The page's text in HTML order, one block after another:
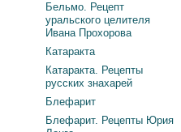
Бельмо. Рецепт
уральского целителя
Ивана Прохорова
Катаракта
Катаракта. Рецепты
русских знахарей
Блефарит
Блефарит. Рецепты Юрия